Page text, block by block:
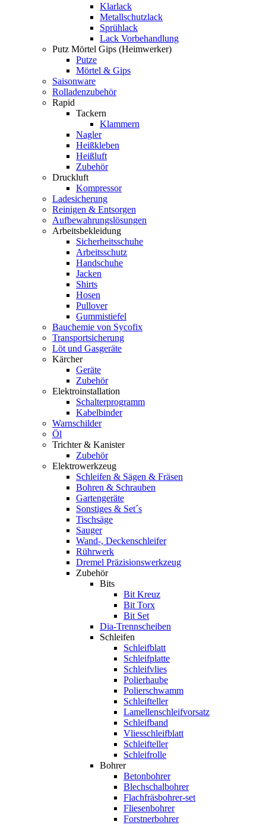
Klarlack
Metallschutzlack
Sprühlack
Lack Vorbehandlung
Putz Mörtel Gips (Heimwerker)
Putze
Mörtel & Gips
Saisonware
Rolladenzubehör
Rapid
Tackern
Klammern
Nagler
Heißkleben
Heißluft
Zubehör
Druckluft
Kompressor
Ladesicherung
Reinigen & Entsorgen
Aufbewahrungslösungen
Arbeitsbekleidung
Sicherheitsschuhe
Arbeitsschutz
Handschuhe
Jacken
Shirts
Hosen
Pullover
Gummistiefel
Bauchemie von Sycofix
Transportsicherung
Löt und Gasgeräte
Kärcher
Geräte
Zubehör
Elektroinstallation
Schalterprogramm
Kabelbinder
Warnschilder
Öl
Trichter & Kanister
Zubehör
Elektrowerkzeug
Schleifen & Sägen & Fräsen
Bohren & Schrauben
Gartengeräte
Sonstiges & Set´s
Tischsäge
Sauger
Wand-, Deckenschleifer
Rührwerk
Dremel Präzisionswerkzeug
Zubehör
Bits
Bit Kreuz
Bit Torx
Bit Set
Dia-Trennscheiben
Schleifen
Schleifblatt
Schleifplatte
Schleifvlies
Polierhaube
Polierschwamm
Schleifteller
Lamellenschleifvorsatz
Schleifband
Vliesschleifblatt
Schleifteller
Schleifrolle
Bohrer
Betonbohrer
Blechschalbohrer
Flachfräsbohrer-set
Fliesenbohrer
Forstnerbohrer